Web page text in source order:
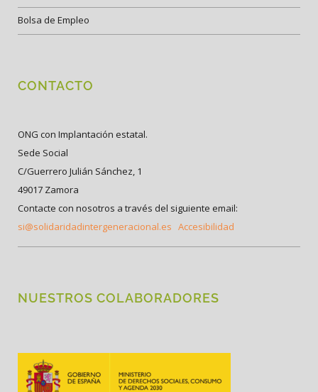
Bolsa de Empleo
CONTACTO
ONG con Implantación estatal.
Sede Social
C/Guerrero Julián Sánchez, 1
49017 Zamora
Contacte con nosotros a través del siguiente email:
si@solidaridadintergeneracional.es Accesibilidad
NUESTROS COLABORADORES